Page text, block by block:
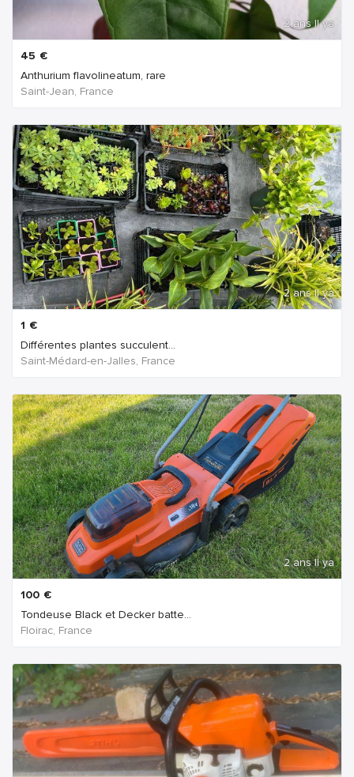
2 ans Il ya
45 €
Anthurium flavolineatum, rare
Saint-Jean, France
2 ans Il ya
1 €
Différentes plantes succulent...
Saint-Médard-en-Jalles, France
2 ans Il ya
100 €
Tondeuse Black et Decker batte...
Floirac, France